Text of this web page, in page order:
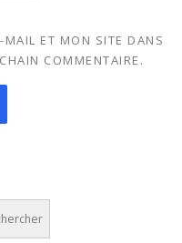
ET MON SITE DANS
COMMENTAIRE.